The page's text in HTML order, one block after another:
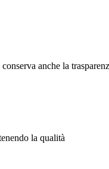
anche la
la qualità